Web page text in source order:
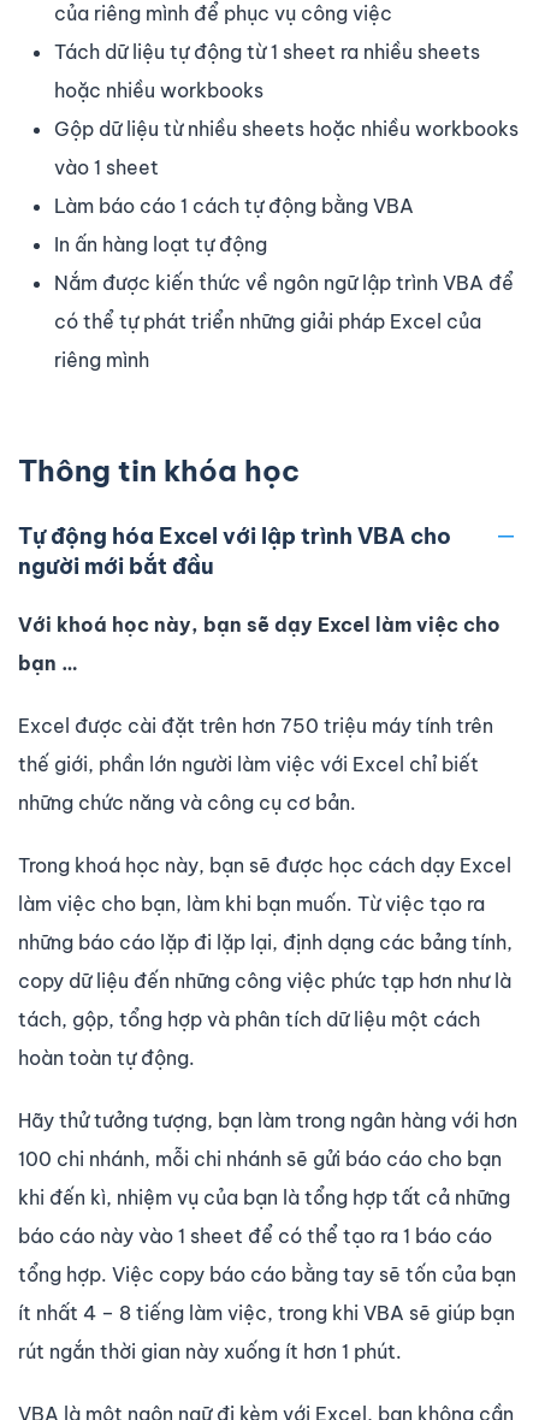
của riêng mình để phục vụ công việc
Tách dữ liệu tự động từ 1 sheet ra nhiều sheets
hoặc nhiều workbooks
Gộp dữ liệu từ nhiều sheets hoặc nhiều workbooks
vào 1 sheet
Làm báo cáo 1 cách tự động bằng VBA
In ấn hàng loạt tự động
Nắm được kiến thức về ngôn ngữ lập trình VBA để
có thể tự phát triển những giải pháp Excel của
riêng mình
Thông tin khóa học
Tự động hóa Excel với lập trình VBA cho
người mới bắt đầu
Với khoá học này, bạn sẽ dạy Excel làm việc cho
bạn …
Excel được cài đặt trên hơn 750 triệu máy tính trên
thế giới, phần lớn người làm việc với Excel chỉ biết
những chức năng và công cụ cơ bản.
Trong khoá học này, bạn sẽ được học cách dạy Excel
làm việc cho bạn, làm khi bạn muốn. Từ việc tạo ra
những báo cáo lặp đi lặp lại, định dạng các bảng tính,
copy dữ liệu đến những công việc phức tạp hơn như là
tách, gộp, tổng hợp và phân tích dữ liệu một cách
hoàn toàn tự động.
Hãy thử tưởng tượng, bạn làm trong ngân hàng với hơn
100 chi nhánh, mỗi chi nhánh sẽ gửi báo cáo cho bạn
khi đến kì, nhiệm vụ của bạn là tổng hợp tất cả những
báo cáo này vào 1 sheet để có thể tạo ra 1 báo cáo
tổng hợp. Việc copy báo cáo bằng tay sẽ tốn của bạn
ít nhất 4 – 8 tiếng làm việc, trong khi VBA sẽ giúp bạn
rút ngắn thời gian này xuống ít hơn 1 phút.
VBA là một ngôn ngữ đi kèm với Excel, bạn không cần